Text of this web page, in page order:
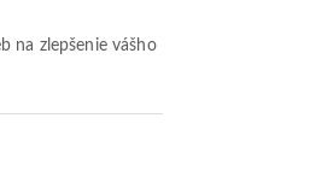
na zlepšenie vášho